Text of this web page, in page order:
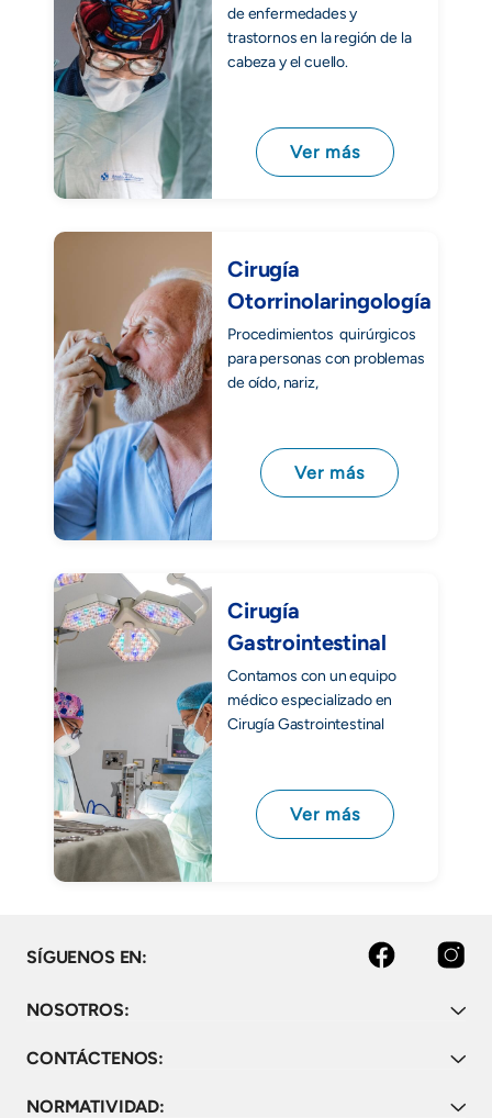
de enfermedades y
trastornos en la región de la
cabeza y el cuello.
Ver más
Cirugía
Otorrinolaringología
Procedimientos quirúrgicos
para personas con problemas
de oído, nariz,
Ver más
Cirugía
Gastrointestinal
Contamos con un equipo
médico especializado en
Cirugía Gastrointestinal
Ver más
SÍGUENOS EN: Facebook Instagram
NOSOTROS:
CONTÁCTENOS:
NORMATIVIDAD: